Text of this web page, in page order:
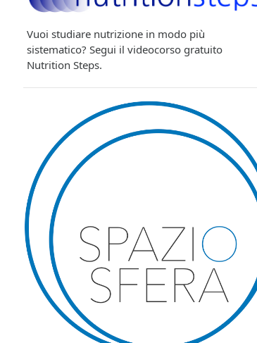
Vuoi studiare nutrizione in modo più
sistematico? Segui il videocorso gratuito
Nutrition Steps.